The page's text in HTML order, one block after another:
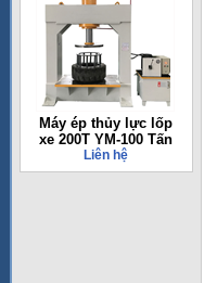
Máy ép thủy lực lốp
xe 200T YM-100 Tấn
Liên hệ